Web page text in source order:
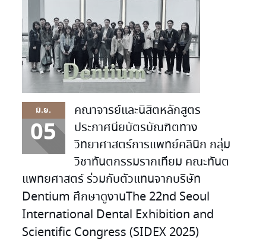
มิ.ย.
05
คณาจารย์และนิสิตหลักสูตร
ประกาศนียบัตรบัณฑิตทาง
วิทยาศาสตร์การแพทย์คลินิก กลุ่ม
วิชาทันตกรรมรากเทียม คณะทันต
แพทยศาสตร์ ร่วมกับตัวแทนจากบริษัท
Dentium ศึกษาดูงานThe 22nd Seoul
International Dental Exhibition and
Scientific Congress (SIDEX 2025)